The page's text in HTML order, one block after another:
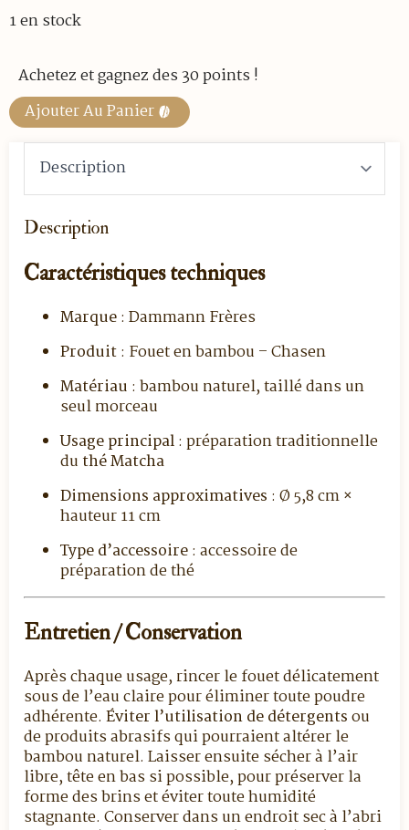
1 en stock
Achetez et gagnez des 30 points !
Ajouter Au Panier
Description
Caractéristiques techniques
Marque: Dammann Frères
Produit: Fouet en bambou – Chasen
Matériau : bambou naturel, taillé dans un
seul morceau
Usage principal: préparation traditionnelle
duthé Matcha
Dimensions approximatives : Ø 5,8 cm ×
hauteur 11 cm
Type d’accessoire: accessoire de
préparation de thé
Entretien / Conservation
Après chaque usage, rincer le fouet délicatement
sous de l’eau claire pour éliminer toute poudre
adhérente. Éviter l’utilisation de détergentsou
de produits abrasifs qui pourraient altérer le
bambou naturel. Laisser ensuite sécher à l’air
libre, tête en bas si possible, pour préserver la
forme des brins et éviter toute humidité
stagnante. Conserver dans un endroit sec à l’abri